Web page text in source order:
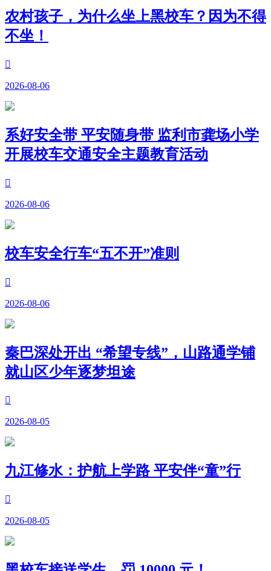
农村孩子，为什么坐上黑校车？因为不得
不坐！

2026-08-06
系好安全带 平安随身带 监利市龚场小学
开展校车交通安全主题教育活动

2026-08-06
校车安全行车“五不开”准则

2026-08-06
秦巴深处开出 “希望专线”，山路通学铺
就山区少年逐梦坦途

2026-08-05
九江修水：护航上学路 平安伴“童”行

2026-08-05